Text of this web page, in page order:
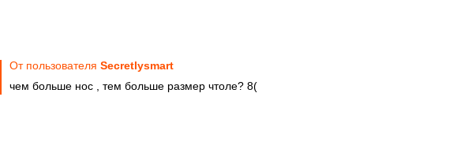
От пользователя Secretlysmart
чем больше нос , тем больше размер чтоле? 8(